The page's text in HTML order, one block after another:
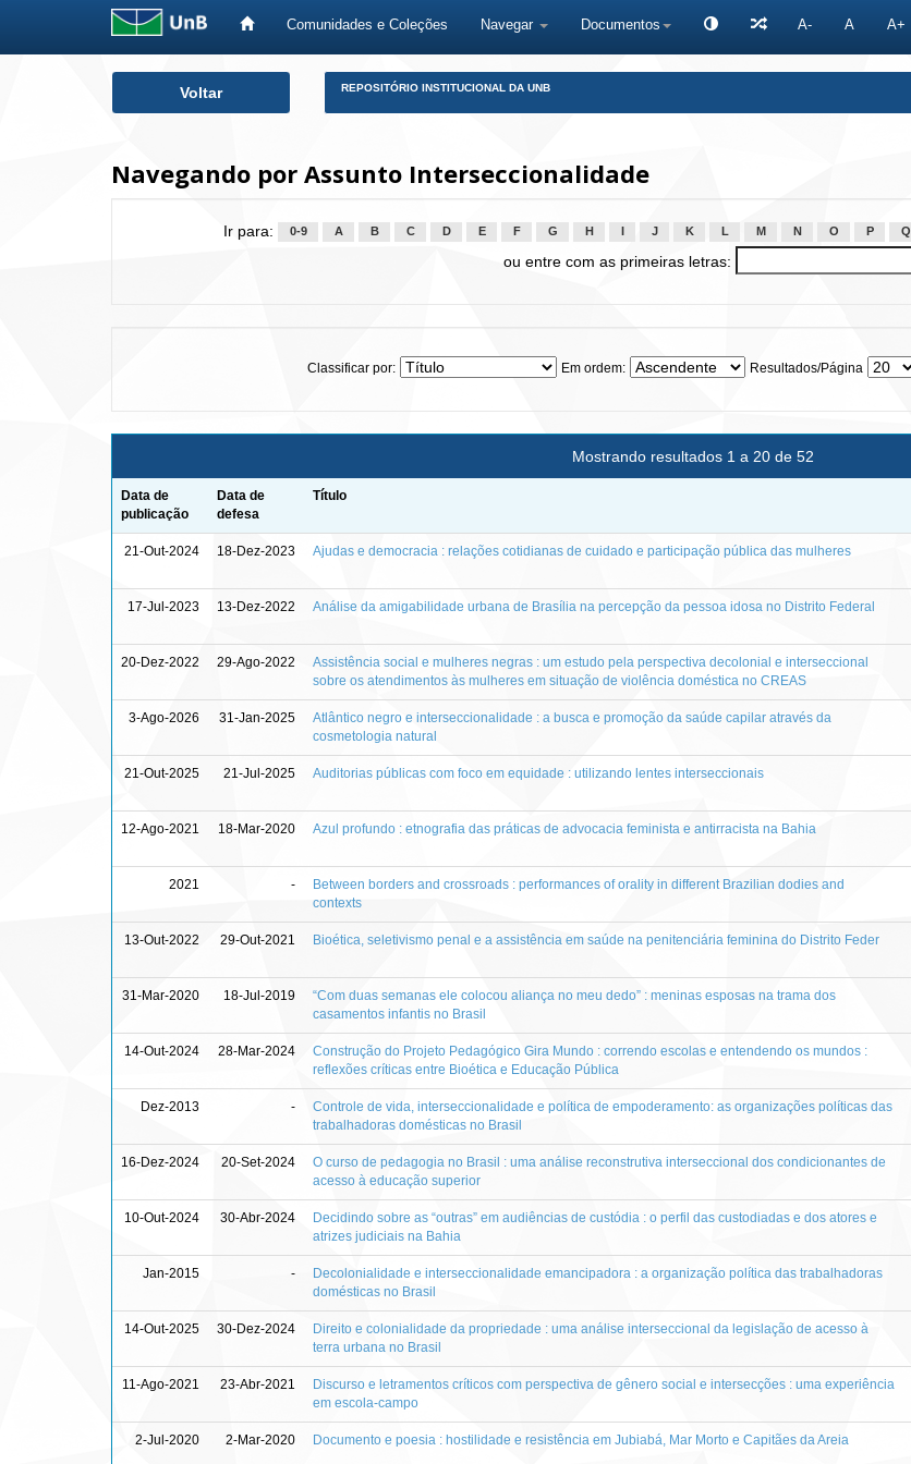
Comunidades e Coleções Navegar Documentos A- A A+
Voltar REPOSITÓRIO INSTITUCIONAL DA UNB
Navegando por Assunto Interseccionalidade
Ir para: 0-9 A B C D E F G H J K L M N O P Q
ou entre com as primeiras letras:
Classificar por: Em ordem: Resultados/Página
Mostrando resultados 1 a 20 de 52
Data de
publicação
Data de
defesa
Título
21-Out-2024 18-Dez-2023 Ajudas e democracia : relações cotidianas de cuidado e participação pública das mulheres
17-Jul-2023 13-Dez-2022 Análise da amigabilidade urbana de Brasília na percepção da pessoa idosa no Distrito Federal
20-Dez-2022 29-Ago-2022
Assistência social e mulheres negras : um estudo pela perspectiva decolonial e interseccional
sobre os atendimentos às mulheres em situação de violência doméstica no CREAS
3-Ago-2026 31-Jan-2025
Atlântico negro e interseccionalidade : a busca e promoção da saúde capilar através da
cosmetologia natural
21-Out-2025 21-Jul-2025 Auditorias públicas com foco em equidade : utilizando lentes interseccionais
12-Ago-2021 18-Mar-2020 Azul profundo : etnografia das práticas de advocacia feminista e antirracista na Bahia
2021 -
Between borders and crossroads : performances of orality in different Brazilian dodies and
contexts
13-Out-2022 29-Out-2021 Bioética, seletivismo penal e a assistência em saúde na penitenciária feminina do Distrito Feder
31-Mar-2020 18-Jul-2019
“Com duas semanas ele colocou aliança no meu dedo” : meninas esposas na trama dos
casamentos infantis no Brasil
14-Out-2024 28-Mar-2024
Construção do Projeto Pedagógico Gira Mundo : correndo escolas e entendendo os mundos :
reflexões críticas entre Bioética e Educação Pública
Dez-2013 -
Controle de vida, interseccionalidade e política de empoderamento: as organizações políticas das
trabalhadoras domésticas no Brasil
16-Dez-2024 20-Set-2024
O curso de pedagogia no Brasil : uma análise reconstrutiva interseccional dos condicionantes de
acesso à educação superior
10-Out-2024 30-Abr-2024
Decidindo sobre as “outras” em audiências de custódia : o perfil das custodiadas e dos atores e
atrizes judiciais na Bahia
Jan-2015 -
Decolonialidade e interseccionalidade emancipadora : a organização política das trabalhadoras
domésticas no Brasil
14-Out-2025 30-Dez-2024
Direito e colonialidade da propriedade : uma análise interseccional da legislação de acesso à
terra urbana no Brasil
11-Ago-2021 23-Abr-2021
Discurso e letramentos críticos com perspectiva de gênero social e intersecções : uma experiência
em escola-campo
2-Jul-2020 2-Mar-2020 Documento e poesia : hostilidade e resistência em Jubiabá, Mar Morto e Capitães da Areia